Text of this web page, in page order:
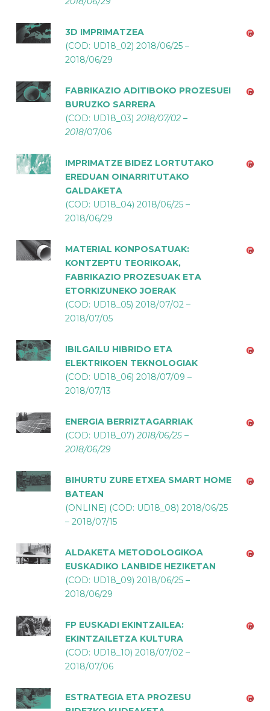
3D IMPRIMATZEA
(COD: UD18_02) 2018/06/25 –
2018/06/29
FABRIKAZIO ADITIBOKO PROZESUEI
BURUZKO SARRERA
(COD: UD18_03) 2018/07/02 –
2018/07/06
IMPRIMATZE BIDEZ LORTUTAKO
EREDUAN OINARRITUTAKO
GALDAKETA
(COD: UD18_04) 2018/06/25 –
2018/06/29
MATERIAL KONPOSATUAK:
KONTZEPTU TEORIKOAK,
FABRIKAZIO PROZESUAK ETA
ETORKIZUNEKO JOERAK
(COD: UD18_05) 2018/07/02 –
2018/07/05
IBILGAILU HIBRIDO ETA
ELEKTRIKOEN TEKNOLOGIAK
(COD: UD18_06) 2018/07/09 –
2018/07/13
ENERGIA BERRIZTAGARRIAK
(COD: UD18_07) 2018/06/25 –
2018/06/29
BIHURTU ZURE ETXEA SMART HOME
BATEAN
(ONLINE) (COD: UD18_08) 2018/06/25
– 2018/07/15
ALDAKETA METODOLOGIKOA
EUSKADIKO LANBIDE HEZIKETAN
(COD: UD18_09) 2018/06/25 –
2018/06/29
FP EUSKADI EKINTZAILEA:
EKINTZAILETZA KULTURA
(COD: UD18_10) 2018/07/02 –
2018/07/06
ESTRATEGIA ETA PROZESU